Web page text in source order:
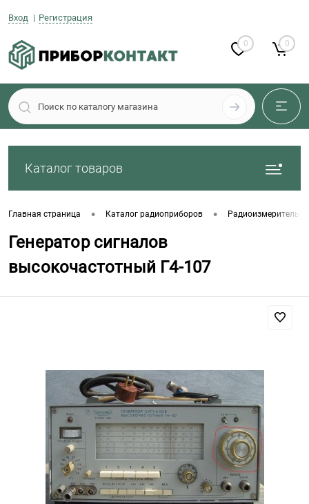
Вход Регистрация
0 0
Каталог товаров
Главная страница • Каталог радиоприборов •
Генератор сигналов
высокочастотный Г4-107